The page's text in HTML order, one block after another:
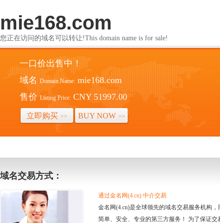
mie168.com
您正在访问的域名可以转让!This domain name is for sale!
一口价出售中！
域名 Domain Name: mie168.com
售价 Listing Price: CNY 51997.00
立即购买 >> BUY NOW >>
域名交易方式：
通过金名网(4.cn) 中介交易
金名网(4.cn)是全球领先的域名交易服务机构
简单、安全、专业的第三方服务！ 为了保证